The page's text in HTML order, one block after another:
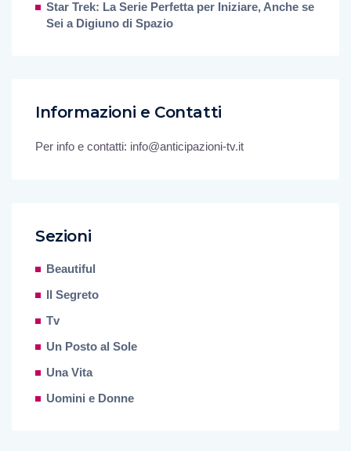
Star Trek: La Serie Perfetta per Iniziare, Anche se
Sei a Digiuno di Spazio
Informazioni e Contatti
Per info e contatti: info@anticipazioni-tv.it
Sezioni
Beautiful
Il Segreto
Tv
Un Posto al Sole
Una Vita
Uomini e Donne